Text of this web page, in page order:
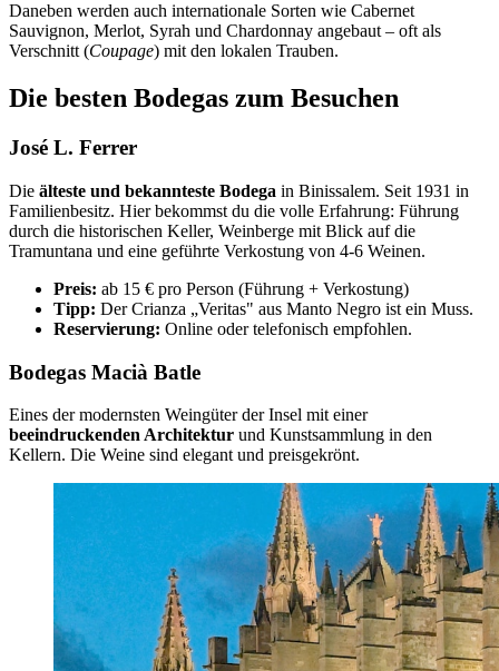
Daneben werden auch internationale Sorten wie Cabernet
Sauvignon, Merlot, Syrah und Chardonnay angebaut – oft als
Verschnitt (Coupage) mit den lokalen Trauben.
Die besten Bodegas zum Besuchen
José L. Ferrer
Die älteste und bekannteste Bodega in Binissalem. Seit 1931 in
Familienbesitz. Hier bekommst du die volle Erfahrung: Führung
durch die historischen Keller, Weinberge mit Blick auf die
Tramuntana und eine geführte Verkostung von 4-6 Weinen.
Preis: ab 15 € pro Person (Führung + Verkostung)
Tipp: Der Crianza „Veritas" aus Manto Negro ist ein Muss.
Reservierung: Online oder telefonisch empfohlen.
Bodegas Macià Batle
Eines der modernsten Weingüter der Insel mit einer
beeindruckenden Architektur und Kunstsammlung in den
Kellern. Die Weine sind elegant und preisgekrönt.